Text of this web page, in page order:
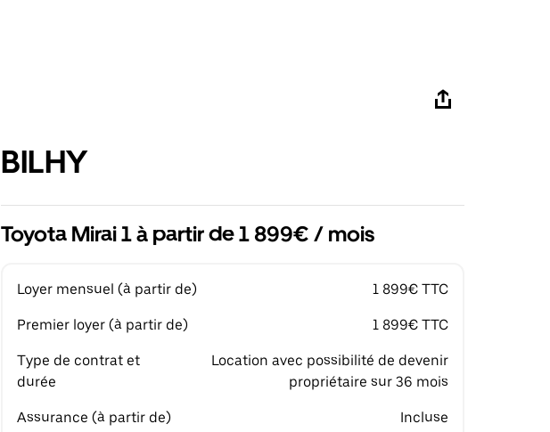
BILHY
Toyota Mirai 1 à partir de 1 899€ / mois
Loyer mensuel (à partir de) 1 899€ TTC
Premier loyer (à partir de) 1 899€ TTC
Type de contrat et
durée
Location avec possibilité de devenir
propriétaire sur 36 mois
Assurance (à partir de) Incluse